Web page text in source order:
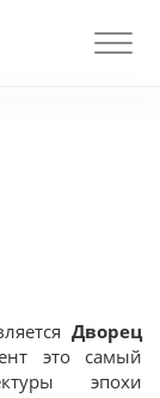
Дворец
это самый
эпохи